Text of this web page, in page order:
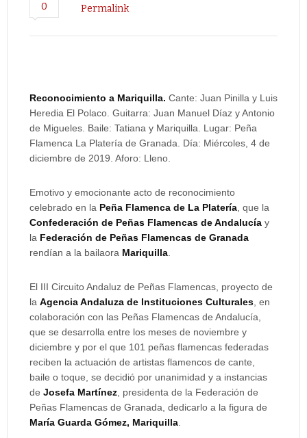
0
Permalink
Reconocimiento a Mariquilla. Cante: Juan Pinilla y Luis
Heredia El Polaco. Guitarra: Juan Manuel Díaz y Antonio
de Migueles. Baile: Tatiana y Mariquilla. Lugar: Peña
Flamenca La Platería de Granada. Día: Miércoles, 4 de
diciembre de 2019. Aforo: Lleno.
Emotivo y emocionante acto de reconocimiento
celebrado en la Peña Flamenca de La Platería , que la
Confederación de Peñas Flamencas de Andalucía y
la Federación de Peñas Flamencas de Granada
rendían a la bailaora Mariquilla
El III Circuito Andaluz de Peñas Flamencas, proyecto de
la Agencia Andaluza de Instituciones Culturales , en
colaboración con las Peñas Flamencas de Andalucía,
que se desarrolla entre los meses de noviembre y
diciembre y por el que 101 peñas flamencas federadas
reciben la actuación de artistas flamencos de cante,
baile o toque, se decidió por unanimidad y a instancias
de Josefa Martínez , presidenta de la Federación de
Peñas Flamencas de Granada, dedicarlo a la figura de
María Guarda Gómez, Mariquilla